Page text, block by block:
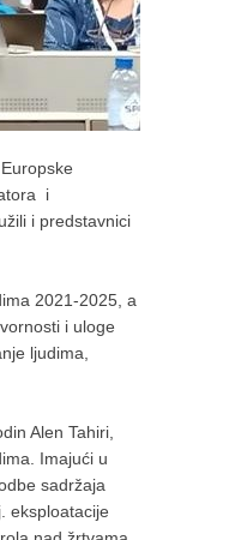
i
i predstavnici
2021-2025, a
i uloge
ljudima,
Alen Tahiri,
Imajući u
sadržaja
eksploatacije